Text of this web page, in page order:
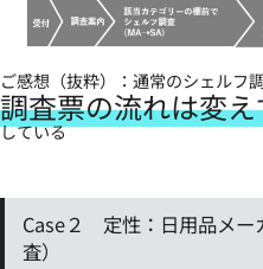
ご感想（抜粋）：通常のシェルフ
調査票の流れは変
している
Case２ 定性：日用品メ
査）